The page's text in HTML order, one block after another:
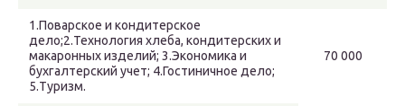
1.Поварское и кондитерское
дело;2.Технология хлеба, кондитерских и
макаронных изделий; 3.Экономика и
бухгалтерский учет; 4.Гостиничное дело;
5.Туризм.
70 000